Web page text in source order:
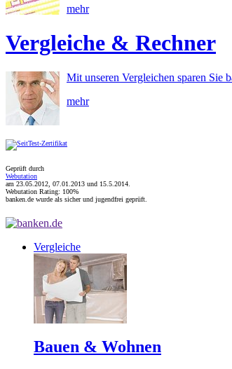
mehr
Vergleiche & Rechner
Mit unseren Vergleichen sparen Sie
mehr
Geprüft durch
Webutation
am 23.05.2012, 07.01.2013 und 15.5.2014
Webutation Rating: 100%
banken.de wurde als sicher und jugendfrei geprüft.
Vergleiche
Bauen & Wohnen